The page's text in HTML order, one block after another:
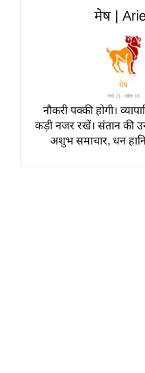
हॉलीवुड
Breaking
लाइफस्टाइल
टेक्नॉलॉजी
ब्यूटी/फैशन
मेष |
नौकरी पक्की होगी।
कड़ी नजर रखें। संतान की
अशुभ समाचार, धन